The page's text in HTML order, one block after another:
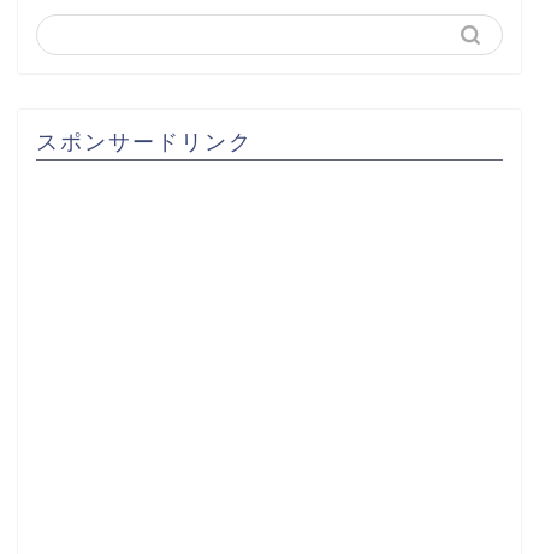
スポンサードリンク